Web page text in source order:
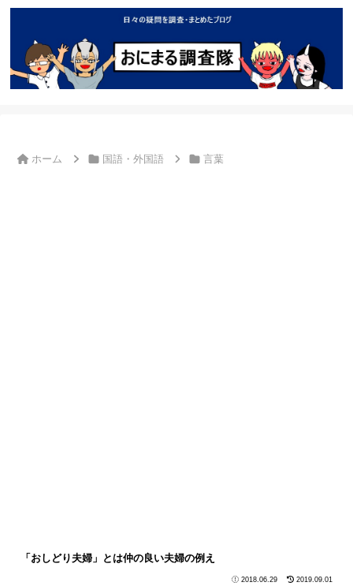
ホーム 国語・外国語 言葉
「おしどり夫婦」とは仲の良い夫婦の例え
2018.06.29 2019.09.01